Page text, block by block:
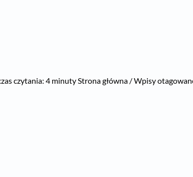
czytania: 4 minuty Strona główna / Wpisy otagowane